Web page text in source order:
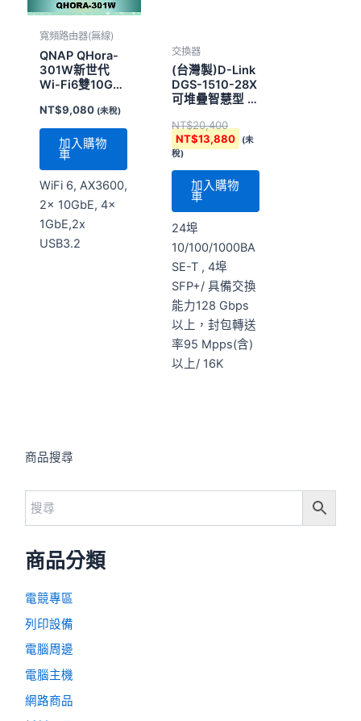
商品搜尋
商品分類
電競專區
列印設備
電腦周邊
電腦主機
網路商品
寬頻路由器(無線)
QNAP QHora-
301W新世代
Wi-Fi6雙10GbE
NT$9,080 (未稅)
加入購物
車
WiFi 6, AX3600,
2x 10GbE, 4x
1GbE,2x
USB3.2
交換器
(台灣製)D-Link
DGS-1510-28X
可堆疊智慧型 網
NT$20,400
NT$13,880
(未
稅)
加入購物
車
24埠
10/100/1000BA
SE-T , 4埠
SFP+/ 具備交換
能力128 Gbps
以上，封包轉送
率95 Mpps(含)
以上/ 16K